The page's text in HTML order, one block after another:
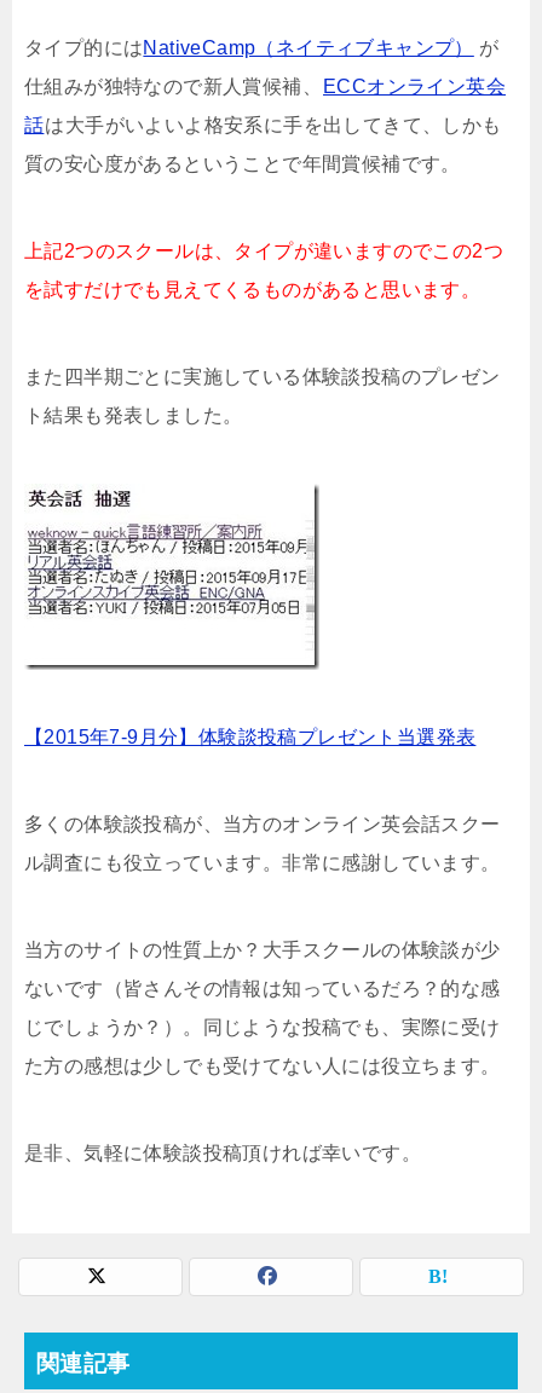
タイプ的にはNativeCamp（ネイティブキャンプ）
が
仕組みが独特なので新人賞候補、
ECCオンライン英会
話は大手がいよいよ格安系に手を出してきて、しかも
質の安心度があるということで年間賞候補です。
上記2つのスクールは、タイプが違いますのでこの2つ
を試すだけでも見えてくるものがあると思います。
また四半期ごとに実施している体験談投稿のプレゼン
ト結果も発表しました。
【2015年7-9月分】体験談投稿プレゼント当選発表
多くの体験談投稿が、当方のオンライン英会話スクー
ル調査にも役立っています。非常に感謝しています。
当方のサイトの性質上か？大手スクールの体験談が少
ないです（皆さんその情報は知っているだろ？的な感
じでしょうか？）。同じような投稿でも、実際に受け
た方の感想は少しでも受けてない人には役立ちます。
是非、気軽に体験談投稿頂ければ幸いです。
関連記事